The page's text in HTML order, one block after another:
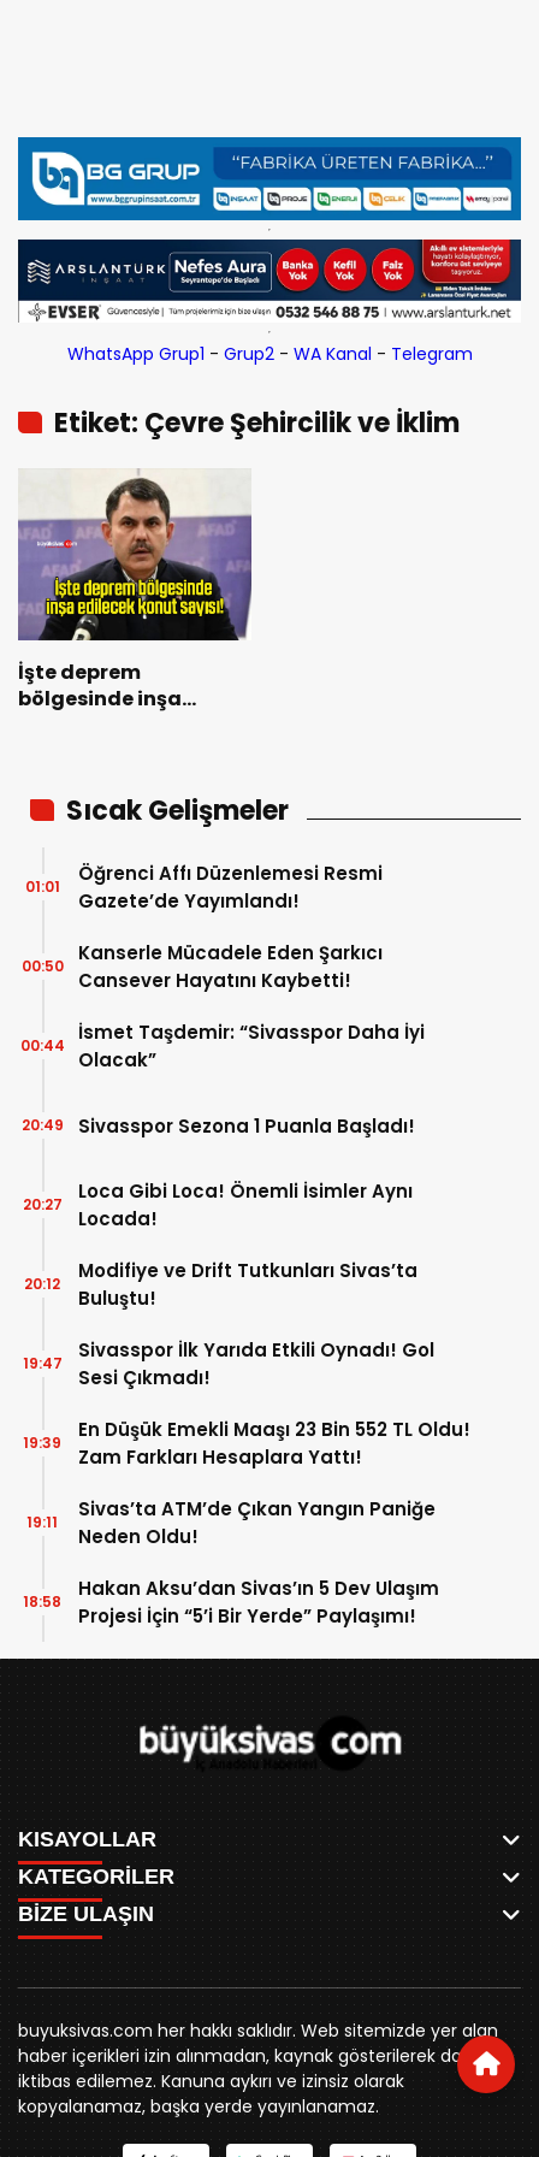
WhatsApp Grup1 - Grup2- WA Kanal - Telegram
Etiket: Çevre Şehircilik ve İklim
Değişikliği Bakanı Kurum
İşte deprem
bölgesinde inşa
Sıcak Gelişmeler
Öğrenci Affı Düzenlemesi Resmi
Gazete’de Yayımlandı!
01:01
Kanserle Mücadele Eden Şarkıcı
Cansever Hayatını Kaybetti!
00:50
İsmet Taşdemir: “Sivasspor Daha İyi
Olacak”
00:44
Sivasspor Sezona 1 Puanla Başladı!
20:49
Loca Gibi Loca! Önemli İsimler Aynı
Locada!
20:27
Modifiye ve Drift Tutkunları Sivas’ta
Buluştu!
20:12
Sivasspor İlk Yarıda Etkili Oynadı! Gol
Sesi Çıkmadı!
19:47
En Düşük Emekli Maaşı 23 Bin 552 TL Oldu!
Zam Farkları Hesaplara Yattı!
19:39
Sivas’ta ATM’de Çıkan Yangın Paniğe
Neden Oldu!
19:11
Hakan Aksu’dan Sivas’ın 5 Dev Ulaşım
Projesi İçin “5’i Bir Yerde” Paylaşımı!
18:58
KISAYOLLAR
ANASAYFA
AKSU CANLI
MEYDAN CANLI
MEDRESELER CANLI
MERAKÜM CANLI
YUKARI TEKKE CANLI
KURUMSAL KİMLİK
REKLAM FİYATLARI
BİZE ULAŞIN
KÜNYE
KATEGORİLER
WHATSAPP
SPOR
SİYASET
BELEDİYE
SİVAS VALİLİĞİ
ÜNİVERSİTE
KURUMLAR
STK
YORUM
BİZE ULAŞIN
0346 221 00 60
buyuksivashaber@gmail.com
Örtülüpınar Mah. İnönü Bulvarı Özkahya Apt. Kat:3 D:7
Sivas
buyuksivas.com her hakkı saklıdır. Web sitemizde yer alan
haber içerikleri izin alınmadan, kaynak gösterilerek dahi
iktibas edilemez. Kanuna aykırı ve izinsiz olarak
kopyalanamaz, başka yerde yayınlanamaz.